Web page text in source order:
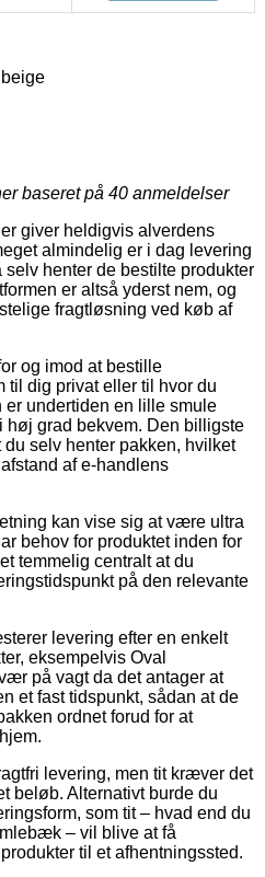
baseret på 40 anmeldelser
giver heldigvis alverdens
almindelig er i dag levering
henter de bestilte produkter
er altså yderst nem, og
fragtløsning ved køb af
og imod at bestille
til dig privat eller til hvor du
er undertiden en lille smule
høj grad bekvem. Den billigste
selv henter pakken, hvilket
af e-handlens
kan vise sig at være ultra
behov for produktet inden for
temmelig centralt at du
på den relevante
levering efter en enkelt
eksempelvis Oval
på vagt da det antager at
et fast tidspunkt, sådan at de
ordnet forud for at
levering, men tit kræver det
beløb. Alternativt burde du
som tit – hvad end du
– vil blive at få
til et afhentningssted.